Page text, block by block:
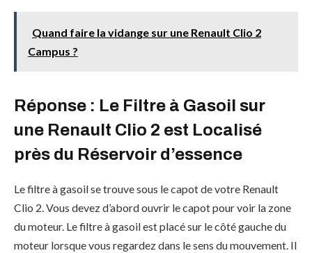
Quand faire la vidange sur une Renault Clio 2
Campus ?
Réponse : Le Filtre à Gasoil sur
une Renault Clio 2 est Localisé
près du Réservoir d’essence
Le filtre à gasoil se trouve sous le capot de votre Renault
Clio 2. Vous devez d’abord ouvrir le capot pour voir la zone
du moteur. Le filtre à gasoil est placé sur le côté gauche du
moteur lorsque vous regardez dans le sens du mouvement. Il